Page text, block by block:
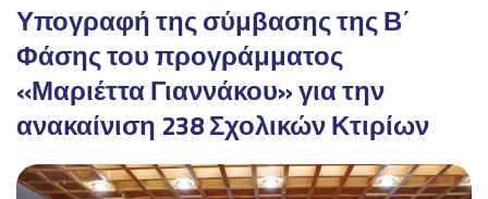
Υπογραφή της σύμβασης της Β΄
Φάσης του προγράμματος
«Μαριέττα Γιαννάκου» για την
ανακαίνιση 238 Σχολικών Κτιρίων